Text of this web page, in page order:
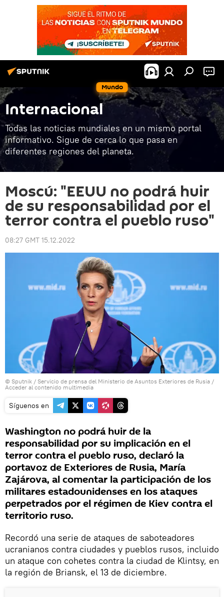
Mundo
Internacional
Todas las noticias mundiales en un mismo portal
informativo. Sigue de cerca lo que pasa en
diferentes regiones del planeta.
Moscú: "EEUU no podrá huir
de su responsabilidad por el
terror contra el pueblo ruso"
08:27 GMT 15.12.2022
© Sputnik / Servicio de prensa del Ministerio de Asuntos Exteriores de Rusia /
Acceder al contenido multimedia
Síguenos en
Washington no podrá huir de la
responsabilidad por su implicación en el
terror contra el pueblo ruso, declaró la
portavoz de Exteriores de Rusia, María
Zajárova, al comentar la participación de los
militares estadounidenses en los ataques
perpetrados por el régimen de Kiev contra el
territorio ruso.
Recordó una serie de ataques de saboteadores
ucranianos contra ciudades y pueblos rusos, incluido
un ataque con cohetes contra la ciudad de Klintsy, en
la región de Briansk, el 13 de diciembre.